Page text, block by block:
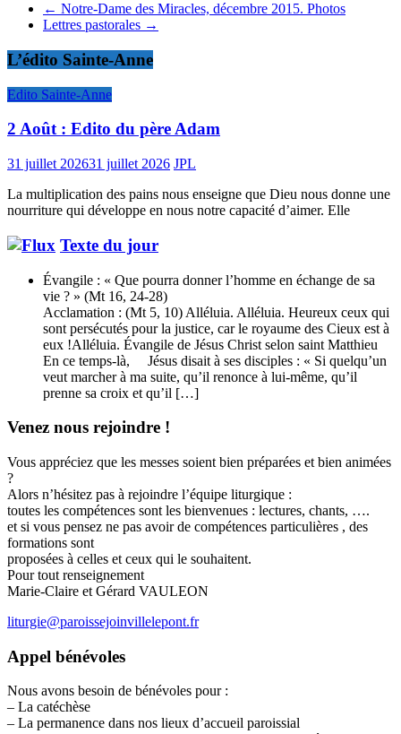
← Notre-Dame des Miracles, décembre 2015. Photos
Lettres pastorales →
L’édito Sainte-Anne
Edito Sainte-Anne
2 Août : Edito du père Adam
31 juillet 202631 juillet 2026 JPL
La multiplication des pains nous enseigne que Dieu nous donne une
nourriture qui développe en nous notre capacité d’aimer. Elle
Texte du jour
Évangile : « Que pourra donner l’homme en échange de sa
vie ? » (Mt 16, 24-28)
Acclamation : (Mt 5, 10) Alléluia. Alléluia. Heureux ceux qui
sont persécutés pour la justice, car le royaume des Cieux est à
eux !Alléluia. Évangile de Jésus Christ selon saint Matthieu
En ce temps-là, Jésus disait à ses disciples : « Si quelqu’un
veut marcher à ma suite, qu’il renonce à lui-même, qu’il
prenne sa croix et qu’il […]
Venez nous rejoindre !
Vous appréciez que les messes soient bien préparées et bien animées
?
Alors n’hésitez pas à rejoindre l’équipe liturgique :
toutes les compétences sont les bienvenues : lectures, chants, ….
et si vous pensez ne pas avoir de compétences particulières , des
formations sont
proposées à celles et ceux qui le souhaitent.
Pour tout renseignement
Marie-Claire et Gérard VAULEON
liturgie@paroissejoinvillelepont.fr
Appel bénévoles
Nous avons besoin de bénévoles pour :
– La catéchèse
– La permanence dans nos lieux d’accueil paroissial